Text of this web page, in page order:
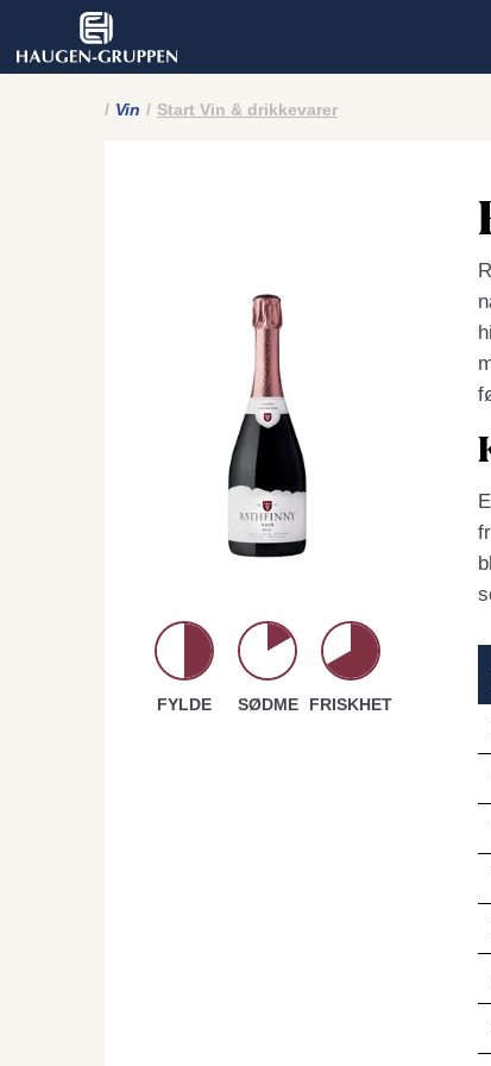
Vin Start Vin & drikkevarer
FYLDE SØDME FRISKHET